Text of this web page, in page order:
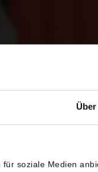
soziale Medien
SEEFELD-TIROL